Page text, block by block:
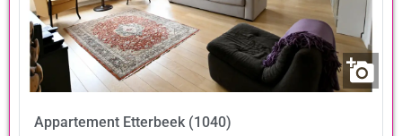
Appartement Etterbeek (1040)